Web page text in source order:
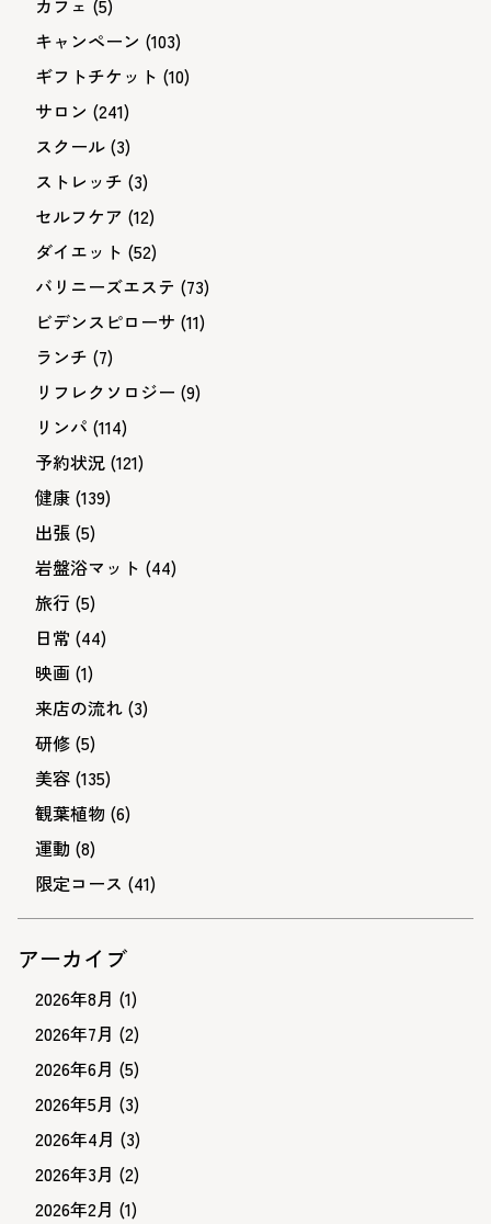
カフェ (5)
キャンペーン (103)
ギフトチケット (10)
サロン (241)
スクール (3)
ストレッチ (3)
セルフケア (12)
ダイエット (52)
バリニーズエステ (73)
ビデンスピローサ (11)
ランチ (7)
リフレクソロジー (9)
リンパ (114)
予約状況 (121)
健康 (139)
出張 (5)
岩盤浴マット (44)
旅行 (5)
日常 (44)
映画 (1)
来店の流れ (3)
研修 (5)
美容 (135)
観葉植物 (6)
運動 (8)
限定コース (41)
アーカイブ
2026年8月 (1)
2026年7月 (2)
2026年6月 (5)
2026年5月 (3)
2026年4月 (3)
2026年3月 (2)
2026年2月 (1)